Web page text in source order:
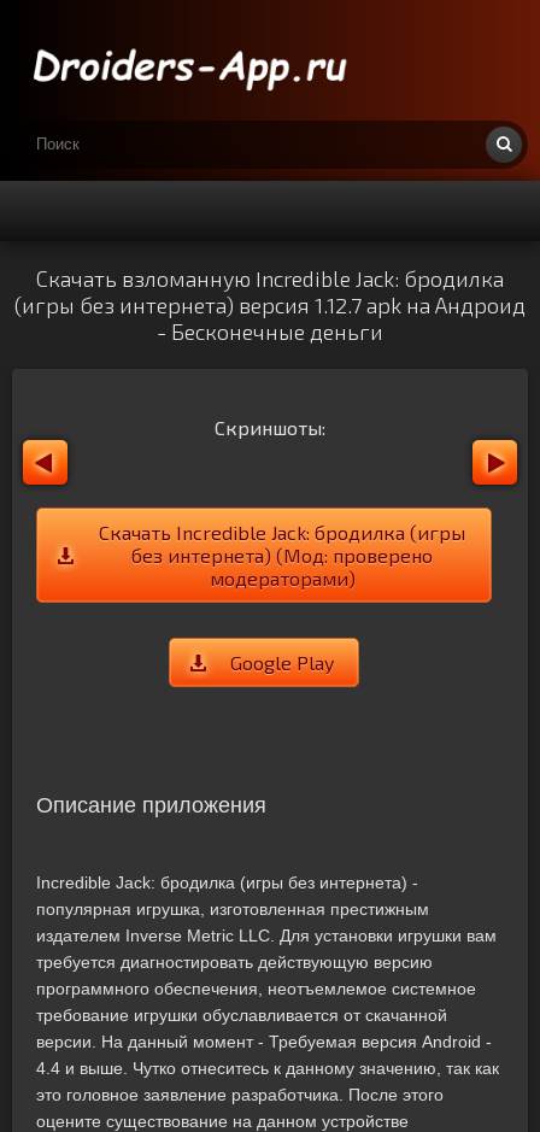
Скачать взломанную Incredible Jack: бродилка
(игры без интернета) версия 1.12.7 apk на Андроид
- Бесконечные деньги
Скриншоты:
Скачать Incredible Jack: бродилка (игры
без интернета) (Мод: проверено
модераторами)
Google Play
Описание приложения
Incredible Jack: бродилка (игры без интернета) -
популярная игрушка, изготовленная престижным
издателем Inverse Metric LLC. Для установки игрушки вам
требуется диагностировать действующую версию
программного обеспечения, неотъемлемое системное
требование игрушки обуславливается от скачанной
версии. На данный момент - Требуемая версия Android -
4.4 и выше. Чутко отнеситесь к данному значению, так как
это головное заявление разработчика. После этого
оцените существование на данном устройстве